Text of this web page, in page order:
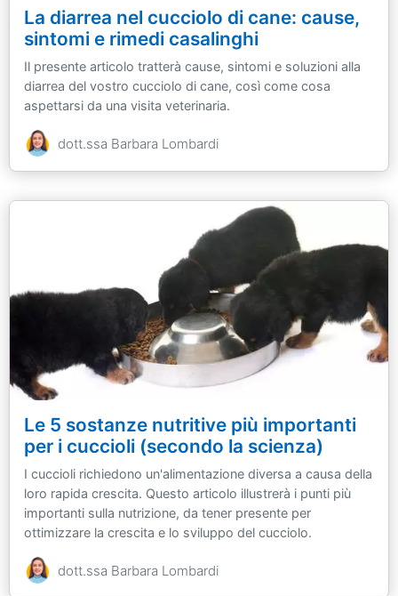
La diarrea nel cucciolo di cane: cause,
sintomi e rimedi casalinghi
Il presente articolo tratterà cause, sintomi e soluzioni alla
diarrea del vostro cucciolo di cane, così come cosa
aspettarsi da una visita veterinaria.
dott.ssa Barbara Lombardi
Le 5 sostanze nutritive più importanti
per i cuccioli (secondo la scienza)
I cuccioli richiedono un'alimentazione diversa a causa della
loro rapida crescita. Questo articolo illustrerà i punti più
importanti sulla nutrizione, da tener presente per
ottimizzare la crescita e lo sviluppo del cucciolo.
dott.ssa Barbara Lombardi